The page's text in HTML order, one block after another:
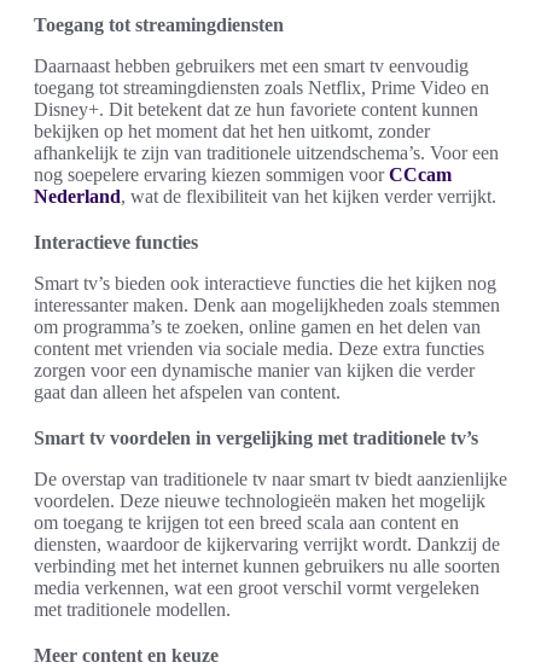
Toegang tot streamingdiensten
Daarnaast hebben gebruikers met een smart tv eenvoudig
toegang tot streamingdiensten zoals Netflix, Prime Video en
Disney+. Dit betekent dat ze hun favoriete content kunnen
bekijken op het moment dat het hen uitkomt, zonder
afhankelijk te zijn van traditionele uitzendschema’s. Voor een
nog soepelere ervaring kiezen sommigen voorCCcam
Nederland, wat de flexibiliteit van het kijken verder verrijkt.
Interactieve functies
Smart tv’s bieden ook interactieve functies die het kijken nog
interessanter maken. Denk aan mogelijkheden zoals stemmen
om programma’s te zoeken, online gamen en het delen van
content met vrienden via sociale media. Deze extra functies
zorgen voor een dynamische manier van kijken die verder
gaat dan alleen het afspelen van content.
Smart tv voordelen in vergelijking met traditionele tv’s
De overstap van traditionele tv naar smart tv biedt aanzienlijke
voordelen. Deze nieuwe technologieën maken het mogelijk
om toegang te krijgen tot een breed scala aan content en
diensten, waardoor de kijkervaring verrijkt wordt. Dankzij de
verbinding met het internet kunnen gebruikers nu alle soorten
media verkennen, wat een groot verschil vormt vergeleken
met traditionele modellen.
Meer content en keuze